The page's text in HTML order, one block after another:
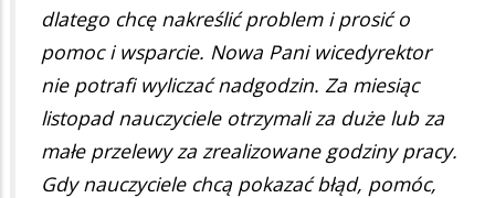
dlatego chcę nakreślić problem i prosić o
pomoc i wsparcie. Nowa Pani wicedyrektor
nie potrafi wyliczać nadgodzin. Za miesiąc
listopad nauczyciele otrzymali za duże lub za
małe przelewy za zrealizowane godziny pracy.
Gdy nauczyciele chcą pokazać błąd, pomóc,